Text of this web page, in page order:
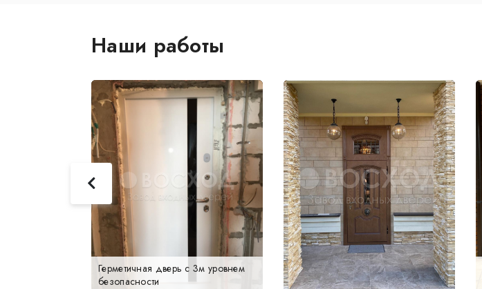
Наши работы
Герметичная дверь с 3м уровнем
безопасности